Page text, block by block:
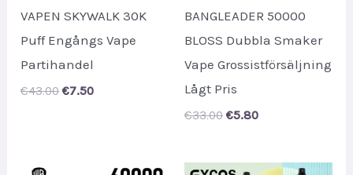
VAPEN SKYWALK 30K
Puff Engångs Vape
Partihandel
€43.00 Original
€7.50Current
BANGLEADER 50000
BLOSS Dubbla Smaker
Vape Grossistförsäljning
Lågt Pris
€33.00 Original
€5.80Current